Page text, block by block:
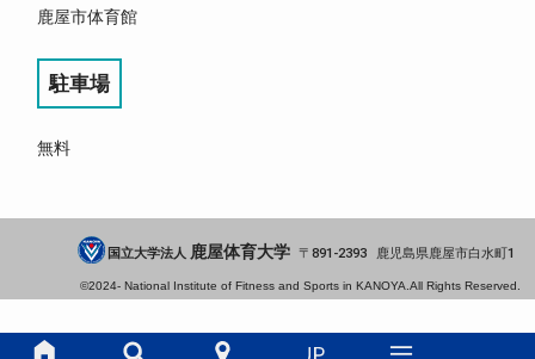
鹿屋市体育館
駐車場
無料
国立大学法人 鹿屋体育大学 891-2393 鹿児島県鹿屋市白水町1
©2024- National Institute of Fitness and Sports in KANOYA. All Rights Reserved.